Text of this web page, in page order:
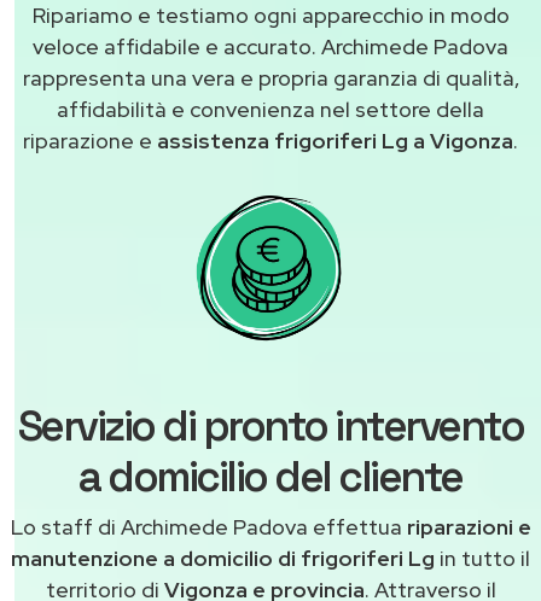
Ripariamo e testiamo ogni apparecchio in modo
veloce affidabile e accurato. Archimede Padova
rappresenta una vera e propria garanzia di qualità,
affidabilità e convenienza nel settore della
riparazione e assistenza frigoriferi Lg a Vigonza.
Servizio di pronto intervento
a domicilio del cliente
Lo staff di Archimede Padova effettua riparazioni e
manutenzione a domicilio di frigoriferi Lg in tutto il
territorio di Vigonza e provincia. Attraverso il